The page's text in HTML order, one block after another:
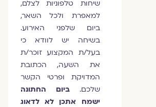
שיחות טלפוניות לצלם,
למאפרת ולכל השאר,
ביום שלפני האירוע.
בשיחה יש לוודא כי
בעל/ת המקצוע זוכר/ת
את השעה, הכתובת
המדויקת ופרטי הקשר
שלכם.
ביום החתונה
ישמח אתכן לא לדאוג